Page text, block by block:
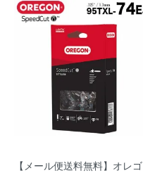
【メール便送料無料】オレゴ